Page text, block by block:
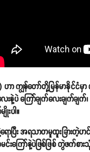
) ဟာ ကျွန်တော်တို့မြန်မာနိုင်
လေးနဲ့ပဲ ကြော်ချက်လေးချက်
ပါ။
ရောပြီး အရသာတမူထူးခြား
းကြော်နဲ့ပဲဖြစ်ဖြစ် တွဲဖက်စာ